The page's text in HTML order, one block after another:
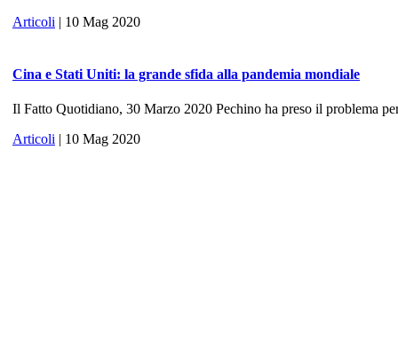
Articoli | 10 Mag 2020
Cina e Stati Uniti: la grande sfida alla pandemia mondiale
Il Fatto Quotidiano, 30 Marzo 2020 Pechino ha preso il problema
Articoli | 10 Mag 2020